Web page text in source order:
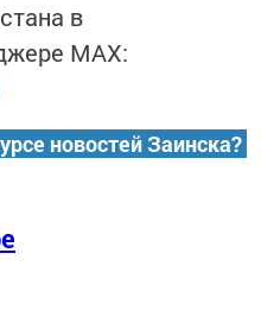
в
MАХ:
новостей Заинска?